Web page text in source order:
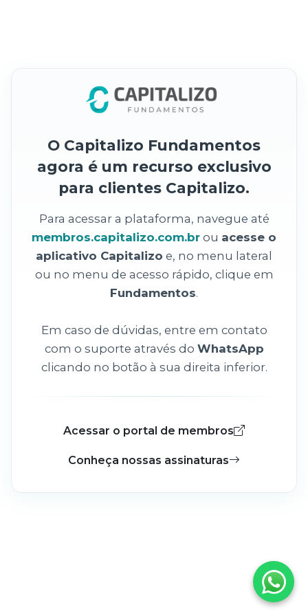
O Capitalizo Fundamentos
agora é um recurso exclusivo
para clientes Capitalizo.
Para acessar a plataforma, navegue até
membros.capitalizo.com.br ou acesse o
aplicativo Capitalizo e, no menu lateral
ou no menu de acesso rápido, clique em
Fundamentos.
Em caso de dúvidas, entre em contato
com o suporte através do WhatsApp
clicando no botão à sua direita inferior.
Acessar o portal de membros
Conheça nossas assinaturas